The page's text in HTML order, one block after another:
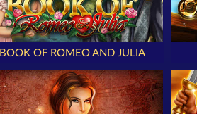
BOOK OF ROMEO AND JULIA